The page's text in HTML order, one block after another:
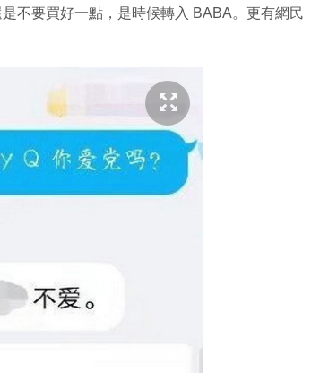
不要買好一點，是時候轉入 BABA。更有網民